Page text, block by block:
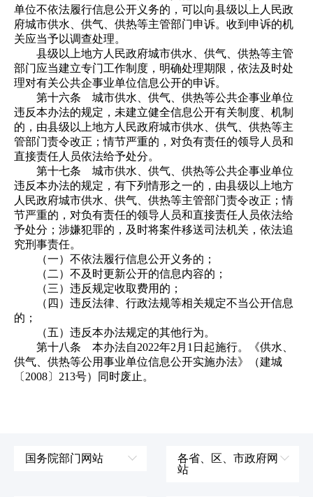
单位不依法履行信息公开义务的，可以向县级以上人民政
府城市供水、供气、供热等主管部门申诉。收到申诉的机
关应当予以调查处理。
县级以上地方人民政府城市供水、供气、供热等主管
部门应当建立专门工作制度，明确处理期限，依法及时处
理对有关公共企事业单位信息公开的申诉。
第十六条 城市供水、供气、供热等公共企事业单位
违反本办法的规定，未建立健全信息公开有关制度、机制
的，由县级以上地方人民政府城市供水、供气、供热等主
管部门责令改正；情节严重的，对负有责任的领导人员和
直接责任人员依法给予处分。
第十七条 城市供水、供气、供热等公共企事业单位
违反本办法的规定，有下列情形之一的，由县级以上地方
人民政府城市供水、供气、供热等主管部门责令改正；情
节严重的，对负有责任的领导人员和直接责任人员依法给
予处分；涉嫌犯罪的，及时将案件移送司法机关，依法追
究刑事责任。
（一）不依法履行信息公开义务的；
（二）不及时更新公开的信息内容的；
（三）违反规定收取费用的；
（四）违反法律、行政法规等相关规定不当公开信息
的；
（五）违反本办法规定的其他行为。
第十八条 本办法自2022年2月1日起施行。《供水、
供气、供热等公用事业单位信息公开实施办法》（建城
〔2008〕213号）同时废止。
国务院部门网站
各省、区、市政府网
站